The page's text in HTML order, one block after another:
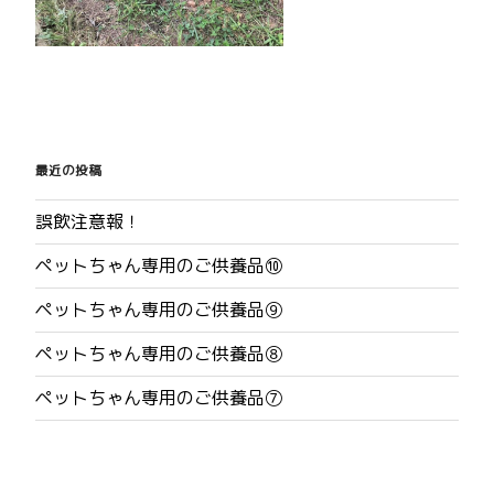
稿
ナ
ビ
ゲ
ー
シ
最近の投稿
誤飲注意報！
ペットちゃん専用のご供養品⑩
ペットちゃん専用のご供養品⑨
ペットちゃん専用のご供養品⑧
ペットちゃん専用のご供養品⑦